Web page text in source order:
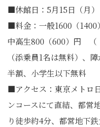
■休館日：5月15日（月）
■料金：一般1600（
中高生800（600）円
（添乗員1名は無料）、
半額、小学生以下無料
■アクセス：東京メトロ
ンコースにて直結、都営
り徒歩約4分、都営地下